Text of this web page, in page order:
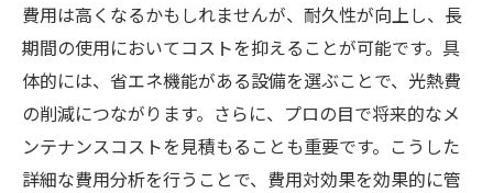
費用は高くなるかもしれませんが、耐久性が向上し、長
期間の使用においてコストを抑えることが可能です。具
体的には、省エネ機能がある設備を選ぶことで、光熱費
の削減につながります。さらに、プロの目で将来的なメ
ンテナンスコストを見積もることも重要です。こうした
詳細な費用分析を行うことで、費用対効果を効果的に管